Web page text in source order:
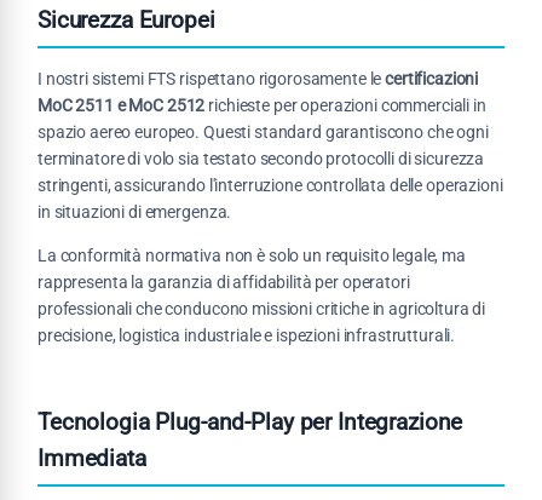
Sicurezza Europei
I nostri sistemi FTS rispettano rigorosamente lecertificazioni
MoC 2511 e MoC 2512 richieste per operazioni commerciali in
spazio aereo europeo. Questi standard garantiscono che ogni
terminatore di volo sia testato secondo protocolli di sicurezza
stringenti, assicurando l'interruzione controllata delle operazioni
in situazioni di emergenza.
La conformità normativa non è solo un requisito legale, ma
rappresenta la garanzia di affidabilità per operatori
professionali che conducono missioni critiche in agricoltura di
precisione, logistica industriale e ispezioni infrastrutturali.
Tecnologia Plug-and-Play per Integrazione
Immediata